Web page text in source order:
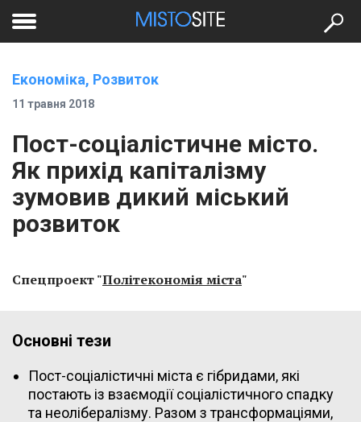
меню
Економіка, Розвиток
11 травня 2018
Пост-соціалістичне місто.
Як прихід капіталізму
зумовив дикий міський
розвиток
Спецпроект "Політекономія міста"
Основні тези
Пост-соціалістичні міста є гібридами, які
постають із взаємодії соціалістичного спадку
та неолібералізму. Разом з трансформаціями,